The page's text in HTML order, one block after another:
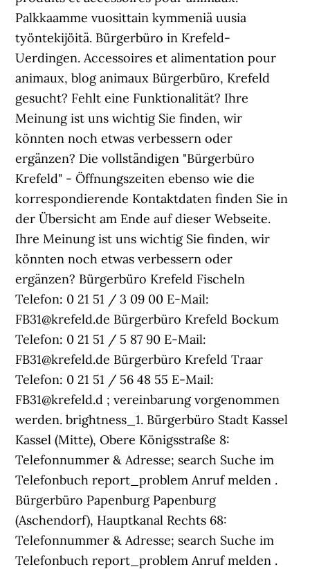
Palkkaamme vuosittain kymmeniä uusia
työntekijöitä. Bürgerbüro in Krefeld-
Uerdingen. Accessoires et alimentation pour
animaux, blog animaux Bürgerbüro, Krefeld
gesucht? Fehlt eine Funktionalität? Ihre
Meinung ist uns wichtig Sie finden, wir
könnten noch etwas verbessern oder
ergänzen? Die vollständigen "Bürgerbüro
Krefeld" - Öffnungszeiten ebenso wie die
korrespondierende Kontaktdaten finden Sie in
der Übersicht am Ende auf dieser Webseite.
Ihre Meinung ist uns wichtig Sie finden, wir
könnten noch etwas verbessern oder
ergänzen? Bürgerbüro Krefeld Fischeln
Telefon: 0 21 51 / 3 09 00 E-Mail:
FB31@krefeld.de Bürgerbüro Krefeld Bockum
Telefon: 0 21 51 / 5 87 90 E-Mail:
FB31@krefeld.de Bürgerbüro Krefeld Traar
Telefon: 0 21 51 / 56 48 55 E-Mail:
FB31@krefeld.d ; vereinbarung vorgenommen
werden. brightness_1. Bürgerbüro Stadt Kassel
Kassel (Mitte), Obere Königsstraße 8:
Telefonnummer & Adresse; search Suche im
Telefonbuch report_problem Anruf melden .
Bürgerbüro Papenburg Papenburg
(Aschendorf), Hauptkanal Rechts 68:
Telefonnummer & Adresse; search Suche im
Telefonbuch report_problem Anruf melden .